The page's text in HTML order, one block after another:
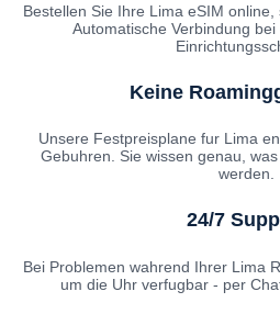
Bestellen Sie Ihre Lima eSIM online,
Automatische Verbindung
Keine
Unsere Festpreisplane fur Lima
Gebuhren. Sie wissen genau,
werden.
24/7
Bei Problemen wahrend Ihrer Lima
um die Uhr verfugbar - per